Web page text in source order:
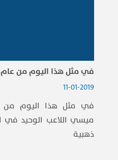
في مثل هذا اليوم من عام 2016...
11-01-2019
ذهبية